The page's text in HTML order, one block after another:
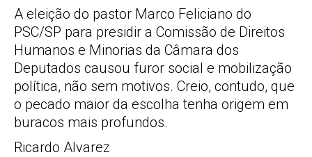
A eleição do pastor Marco Feliciano do
PSC/SP para presidir a Comissão de Direitos
Humanos e Minorias da Câmara dos
Deputados causou furor social e mobilização
política, não sem motivos. Creio, contudo, que
o pecado maior da escolha tenha origem em
buracos mais profundos.
Ricardo Alvarez